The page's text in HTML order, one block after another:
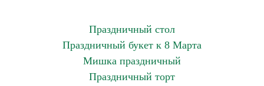
Праздничный стол
Праздничный букет к 8 Марта
Мишка праздничный
Праздничный торт